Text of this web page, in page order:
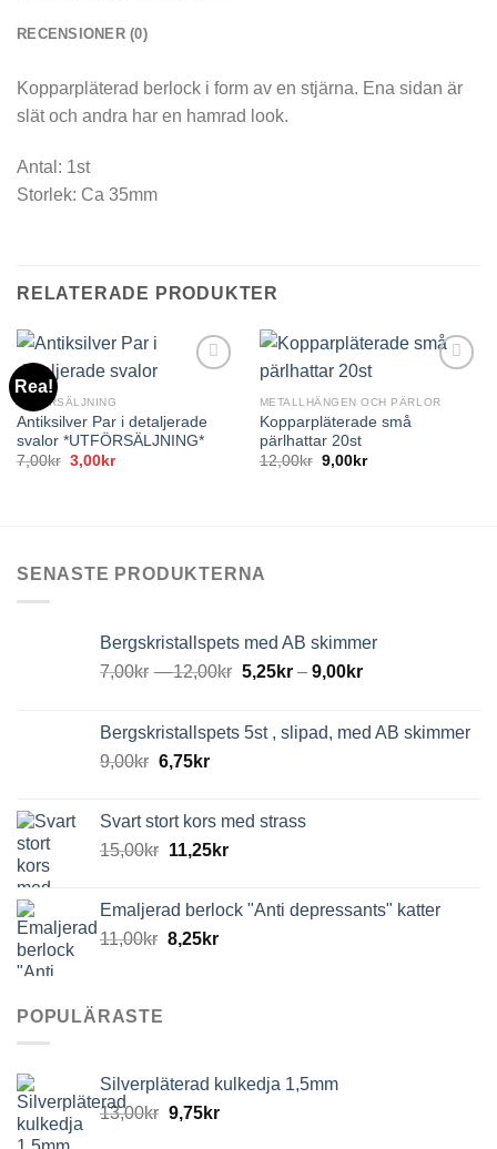
RECENSIONER (0)
Kopparpläterad berlock i form av en stjärna. Ena sidan är
slät och andra har en hamrad look.
Antal: 1st
Storlek: Ca 35mm
RELATERADE PRODUKTER
Rea!
UTFÖRSÄLJNING
Antiksilver Par i detaljerade
svalor *UTFÖRSÄLJNING*
7,00kr Det
3,00krDet
METALLHÄNGEN OCH PÄRLOR
Kopparpläterade små
pärlhattar 20st
12,00kr 9,00kr
SENASTE PRODUKTERNA
Bergskristallspets med AB skimmer
7,00kr –12,00kr 5,25kr– 9,00kr
Bergskristallspets 5st , slipad, med AB skimmer
9,00kr 6,75kr
Svart stort kors med strass
15,00kr 11,25kr
Emaljerad berlock "Anti depressants" katter
11,00kr 8,25kr
POPULÄRASTE
Silverpläterad kulkedja 1,5mm
13,00kr 9,75kr